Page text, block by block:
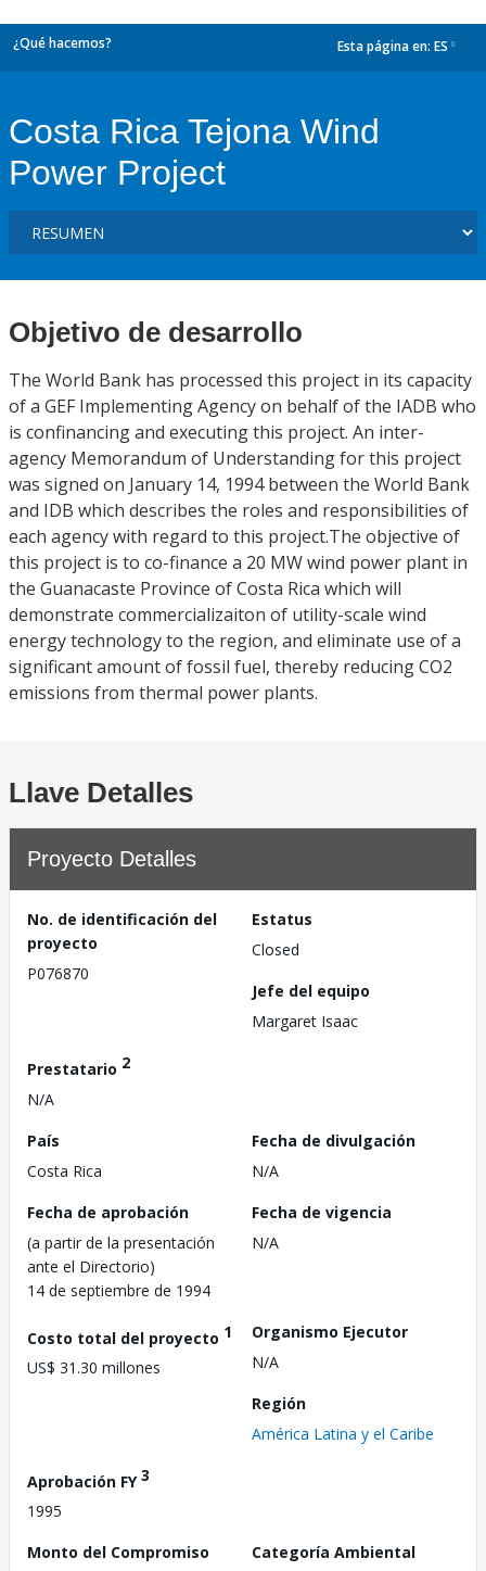
¿Qué hacemos? Esta página en: ES
Costa Rica Tejona Wind
Power Project
Objetivo de desarrollo
The World Bank has processed this project in its capacity
of a GEF Implementing Agency on behalf of the IADB who
is confinancing and executing this project. An inter-
agency Memorandum of Understanding for this project
was signed on January 14, 1994 between the World Bank
and IDB which describes the roles and responsibilities of
each agency with regard to this project.The objective of
this project is to co-finance a 20 MW wind power plant in
the Guanacaste Province of Costa Rica which will
demonstrate commercializaiton of utility-scale wind
energy technology to the region, and eliminate use of a
significant amount of fossil fuel, thereby reducing CO2
emissions from thermal power plants.
Llave Detalles
Proyecto Detalles
No. de identificación del
proyecto
P076870
Estatus
Closed
Jefe del equipo
Margaret Isaac
Prestatario 2
N/A
País
Costa Rica
Fecha de divulgación
N/A
Fecha de aprobación
(a partir de la presentación
ante el Directorio)
14 de septiembre de 1994
Fecha de vigencia
N/A
Costo total del proyecto 1
US$ 31.30 millones
Organismo Ejecutor
N/A
Región
América Latina y el Caribe
Aprobación FY3
1995
Monto del Compromiso
Categoría Ambiental